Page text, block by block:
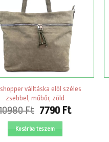
válltáska elöl széles
zsebbel, műbőr, zöld
Ft Original
price
was:
7790 FtCurrent
Kosárba teszem